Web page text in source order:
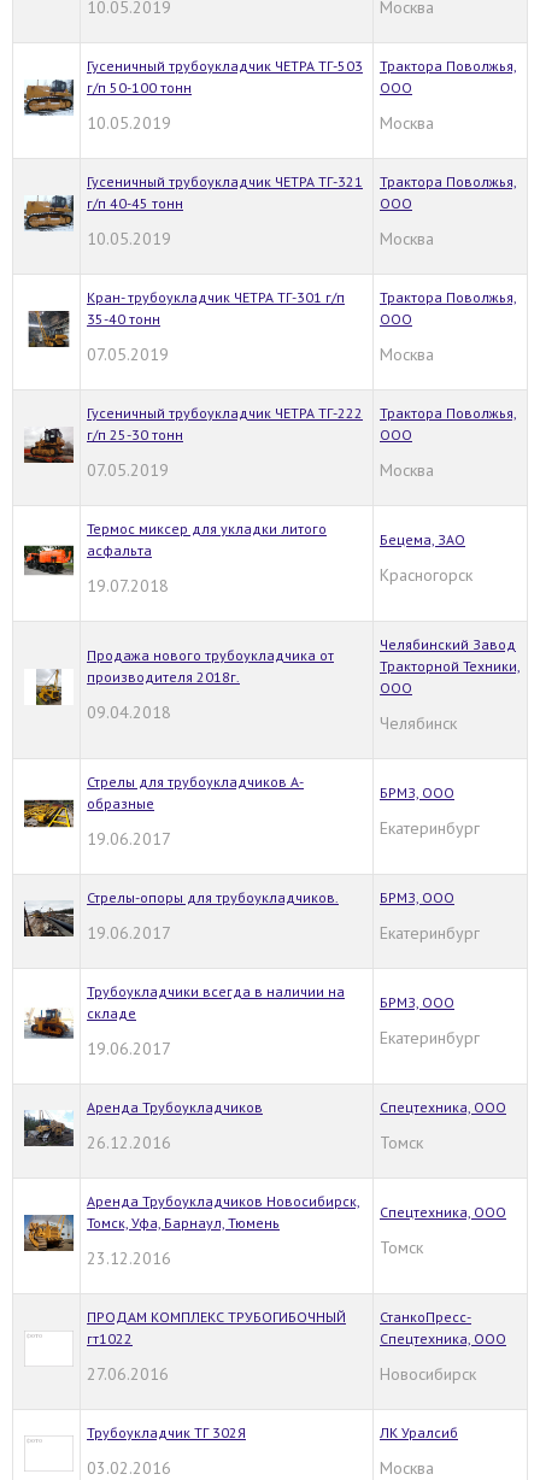
10.05.2019 Москва
Гусеничный трубоукладчик ЧЕТРА ТГ-503
г/п 50-100 тонн
10.05.2019
Трактора Поволжья,
ООО
Москва
Гусеничный трубоукладчик ЧЕТРА ТГ-321
г/п 40-45 тонн
10.05.2019
Трактора Поволжья,
ООО
Москва
Кран- трубоукладчик ЧЕТРА ТГ-301 г/п
35-40 тонн
07.05.2019
Трактора Поволжья,
ООО
Москва
Гусеничный трубоукладчик ЧЕТРА ТГ-222
г/п 25-30 тонн
07.05.2019
Трактора Поволжья,
ООО
Москва
Термос миксер для укладки литого
асфальта
19.07.2018
Бецема, ЗАО
Красногорск
Продажа нового трубоукладчика от
производителя 2018г.
09.04.2018
Челябинский Завод
Тракторной Техники,
ООО
Челябинск
Стрелы для трубоукладчиков А-
образные
19.06.2017
БРМЗ, ООО
Екатеринбург
Стрелы-опоры для трубоукладчиков.
19.06.2017
БРМЗ, ООО
Екатеринбург
Трубоукладчики всегда в наличии на
складе
19.06.2017
БРМЗ, ООО
Екатеринбург
Аренда Трубоукладчиков
26.12.2016
Спецтехника, ООО
Томск
Аренда Трубоукладчиков Новосибирск,
Томск, Уфа, Барнаул, Тюмень
23.12.2016
Спецтехника, ООО
Томск
ПРОДАМ КОМПЛЕКС ТРУБОГИБОЧНЫЙ
гт1022
27.06.2016
СтанкоПресс-
Спецтехника, ООО
Новосибирск
Трубоукладчик ТГ 302Я
03.02.2016
ЛК Уралсиб
Москва